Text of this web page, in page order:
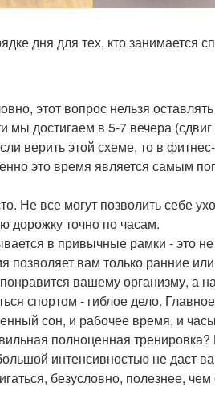
дня для тех, кто
этот вопрос нельзя
достигаем в 5-7 вечера
верить этой схеме, то в
это время является самым
Не все могут позволить себе
дорожку точно по часам.
в привычные рамки - это
позволяет вам только ранние
вашему организму, а
спортом - гиблое дело.
сон, и рабочее время, и
полноценная
интенсивностью не даст
безусловно, полезнее,